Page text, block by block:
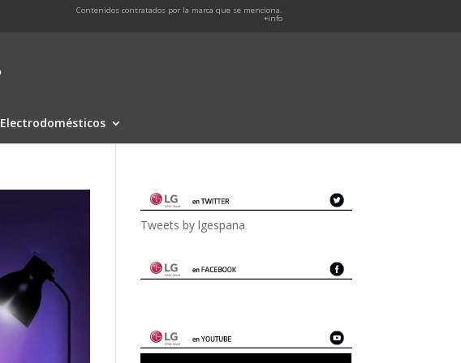
Contenidos contratados por la marca que se menciona.
+info
Electrodomésticos
Tweets by lgespana